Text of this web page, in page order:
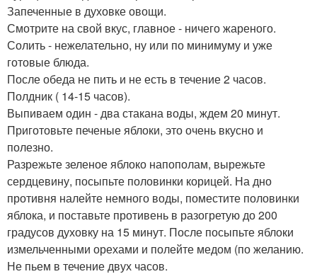
Запеченные в духовке овощи.
Смотрите на свой вкус, главное - ничего жареного.
Солить - нежелательно, ну или по минимуму и уже
готовые блюда.
После обеда не пить и не есть в течение 2 часов.
Полдник ( 14-15 часов).
Выпиваем один - два стакана воды, ждем 20 минут.
Приготовьте печеные яблоки, это очень вкусно и
полезно.
Разрежьте зеленое яблоко напополам, вырежьте
сердцевину, посыпьте половинки корицей. На дно
противня налейте немного воды, поместите половинки
яблока, и поставьте противень в разогретую до 200
градусов духовку на 15 минут. После посыпьте яблоки
измельченными орехами и полейте медом (по желанию.
Не пьем в течение двух часов.